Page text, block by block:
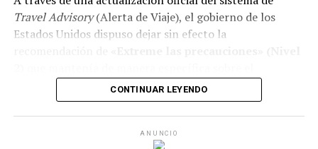
Giusto.
Uno de los emergentes más claros de esta problemática
es la frase “negro de mierda”, una expresión
fuertemente arraigada en el habla popular que
condensa racismo y clasismo. Muchas veces, se apela a la
Travel Advisory(Alerta de Viaje), el gobierno de los
Estados Unidos dispuso dejar sin efecto la
territorio rosarino.
Con esta modificación, la ciudad del sur santafesino
pasó a estar alineada con el estatus general asignado a
CONTINUAR LEYENDO
ANUNCIO